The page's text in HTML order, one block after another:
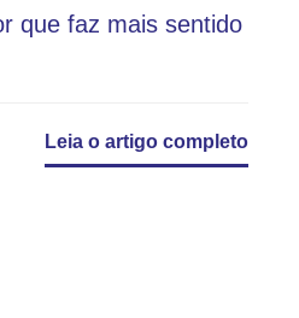
que faz mais sentido
Leia o artigo completo